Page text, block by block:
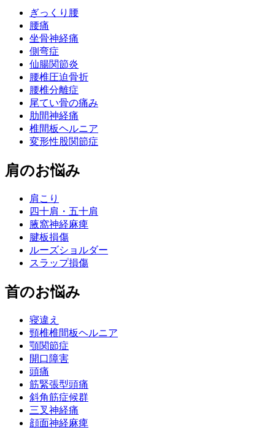
ぎっくり腰
腰痛
坐骨神経痛
側弯症
仙腸関節炎
腰椎圧迫骨折
腰椎分離症
尾てい骨の痛み
肋間神経痛
椎間板ヘルニア
変形性股関節症
肩のお悩み
肩こり
四十肩・五十肩
腋窩神経麻痺
腱板損傷
ルーズショルダー
スラップ損傷
首のお悩み
寝違え
頸椎椎間板ヘルニア
顎関節症
開口障害
頭痛
筋緊張型頭痛
斜角筋症候群
三叉神経痛
顔面神経麻痺